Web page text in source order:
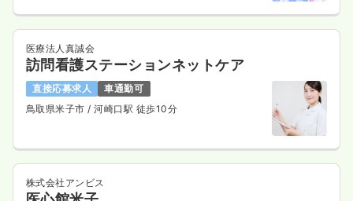
医療法人真誠会
訪問看護ステーションネットケア
直接応募求人
車通勤可
鳥取県米子市/ 河崎口駅 徒歩10分
株式会社アンビス